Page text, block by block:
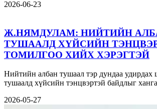
2026-06-23
Ж.НЯМДУЛАМ: НИЙТИЙН
ТУШААЛД ХҮЙСИЙН
ТОМИЛГОО ХИЙХ ХЭРЭГТЭЙ
Нийтийн албан тушаал тэр дундаа удирдах
тушаалд хүйсийн тэнцвэртэй байдлыг
2026-05-27